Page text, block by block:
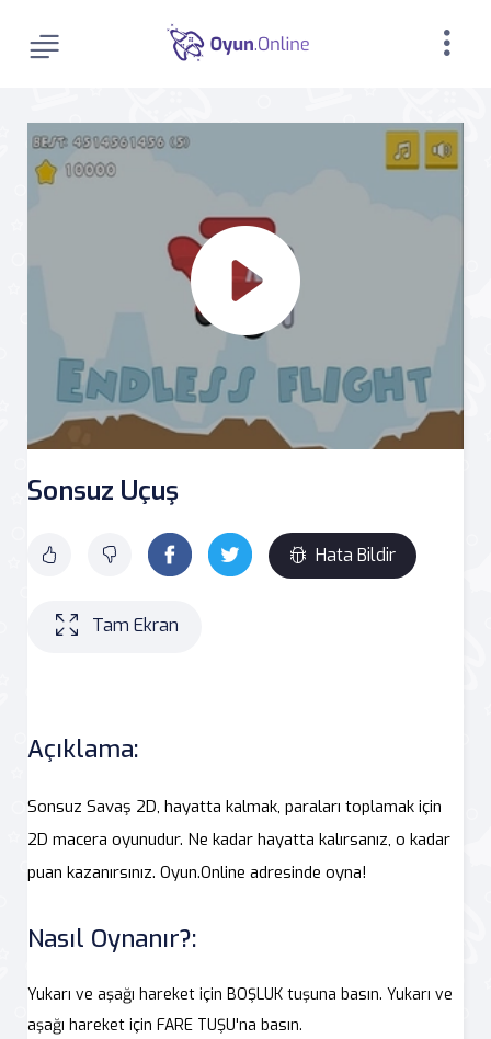
Sonsuz Uçuş
Hata Bildir
Tam Ekran
Açıklama:
Sonsuz Savaş 2D, hayatta kalmak, paraları toplamak için
2D macera oyunudur. Ne kadar hayatta kalırsanız, o kadar
puan kazanırsınız. Oyun.Online adresinde oyna!
Nasıl Oynanır?:
Yukarı ve aşağı hareket için BOŞLUK tuşuna basın. Yukarı ve
aşağı hareket için FARE TUŞU'na basın.